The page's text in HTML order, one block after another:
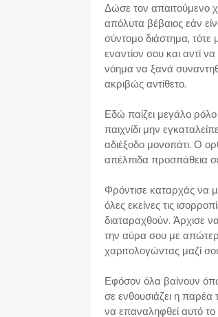
Δώσε τον απαιτούμενο
απόλυτα βέβαιος εάν
σύντομο διάστημα, τότε
εναντίον σου και αντί
νόημα να ξανά
ακριβώς αντίθετο.
Εδώ παίζει μεγάλο
παιχνίδι μην
αδιέξοδο μονοπάτι. Ο
απέλπιδα προσπάθεια
Φρόντισε καταρχάς να
όλες εκείνες τις
διαταραχθούν. Άρχισε
την αύρα σου με
χαριτολογώντας μαζί
Εφόσον όλα βαίνουν
σε ενθουσιάζει η παρέα
να επαναληφθεί αυτό